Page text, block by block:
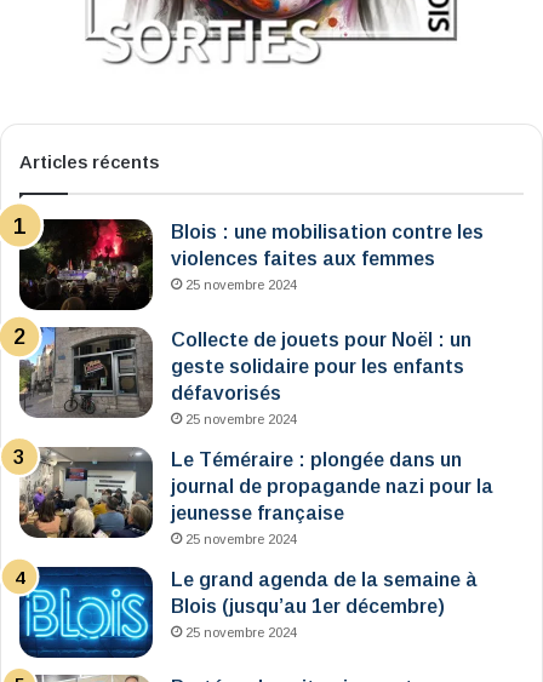
Articles récents
Blois : une mobilisation contre les
violences faites aux femmes
25 novembre 2024
Collecte de jouets pour Noël : un
geste solidaire pour les enfants
défavorisés
25 novembre 2024
Le Téméraire : plongée dans un
journal de propagande nazi pour la
jeunesse française
25 novembre 2024
Le grand agenda de la semaine à
Blois (jusqu’au 1er décembre)
25 novembre 2024